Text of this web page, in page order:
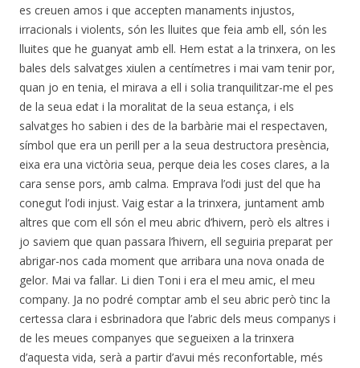
es creuen amos i que accepten manaments injustos,
irracionals i violents, són les lluites que feia amb ell, són les
lluites que he guanyat amb ell. Hem estat a la trinxera, on les
bales dels salvatges xiulen a centímetres i mai vam tenir por,
quan jo en tenia, el mirava a ell i solia tranquilitzar-me el pes
de la seua edat i la moralitat de la seua estança, i els
salvatges ho sabien i des de la barbàrie mai el respectaven,
símbol que era un perill per a la seua destructora presència,
eixa era una victòria seua, perque deia les coses clares, a la
cara sense pors, amb calma. Emprava l’odi just del que ha
conegut l’odi injust. Vaig estar a la trinxera, juntament amb
altres que com ell són el meu abric d’hivern, però els altres i
jo saviem que quan passara l’hivern, ell seguiria preparat per
abrigar-nos cada moment que arribara una nova onada de
gelor. Mai va fallar. Li dien Toni i era el meu amic, el meu
company. Ja no podré comptar amb el seu abric però tinc la
certessa clara i esbrinadora que l’abric dels meus companys i
de les meues companyes que segueixen a la trinxera
d’aquesta vida, serà a partir d’avui més reconfortable, més